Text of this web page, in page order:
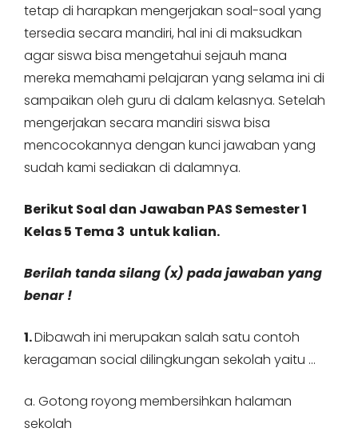
tetap di harapkan mengerjakan soal-soal yang
tersedia secara mandiri, hal ini di maksudkan
agar siswa bisa mengetahui sejauh mana
mereka memahami pelajaran yang selama ini di
sampaikan oleh guru di dalam kelasnya. Setelah
mengerjakan secara mandiri siswa bisa
mencocokannya dengan kunci jawaban yang
sudah kami sediakan di dalamnya.
Berikut Soal dan Jawaban PAS Semester 1
Kelas 5 Tema 3 untuk kalian.
Berilah tanda silang (x) pada jawaban yang
benar !
1.Dibawah ini merupakan salah satu contoh
keragaman social dilingkungan sekolah yaitu …
a. Gotong royong membersihkan halaman
sekolah